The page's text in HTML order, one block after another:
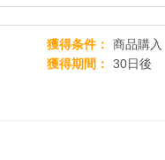
獲得条件
商品購入
獲得期間
30日後